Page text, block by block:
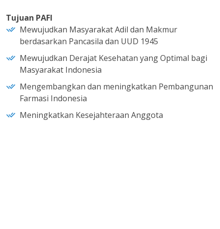
Tujuan PAFI
Mewujudkan Masyarakat Adil dan Makmur
berdasarkan Pancasila dan UUD 1945
Mewujudkan Derajat Kesehatan yang Optimal bagi
Masyarakat Indonesia
Mengembangkan dan meningkatkan Pembangunan
Farmasi Indonesia
Meningkatkan Kesejahteraan Anggota